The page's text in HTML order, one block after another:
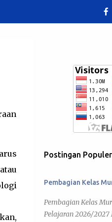
Postingan Populer
Pembagian Kelas
Pembagian Kelas
Pelajaran 2026/2027